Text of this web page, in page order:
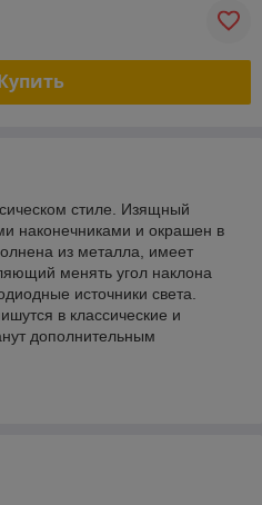
стиле. Изящный
наконечниками и окрашен в
из металла, имеет
менять угол наклона
источники света.
в классические и
дополнительным